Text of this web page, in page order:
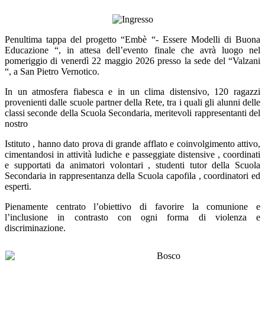
Penultima tappa del progetto “Embè “- Essere Modelli di Buona
Educazione “, in attesa dell’evento finale che avrà luogo nel
pomeriggio di venerdì 22 maggio 2026 presso la sede del “Valzani
“, a San Pietro Vernotico.
In un atmosfera fiabesca e in un clima distensivo, 120 ragazzi
provenienti dalle scuole partner della Rete,tra i quali gli alunni delle
classi seconde della Scuola Secondaria, meritevoli rappresentanti del
nostro
Istituto , hanno dato prova di grande afflato e coinvolgimento attivo,
cimentandosi in attività ludiche e passeggiate distensive , coordinati
e supportati da animatori volontari , studenti tutor della Scuola
Secondaria in rappresentanza della Scuola capofila , coordinatori ed
esperti.
Pienamente centrato l’obiettivo di favorire la comunione e
l’inclusione in contrasto con ogni forma di violenza e
discriminazione.